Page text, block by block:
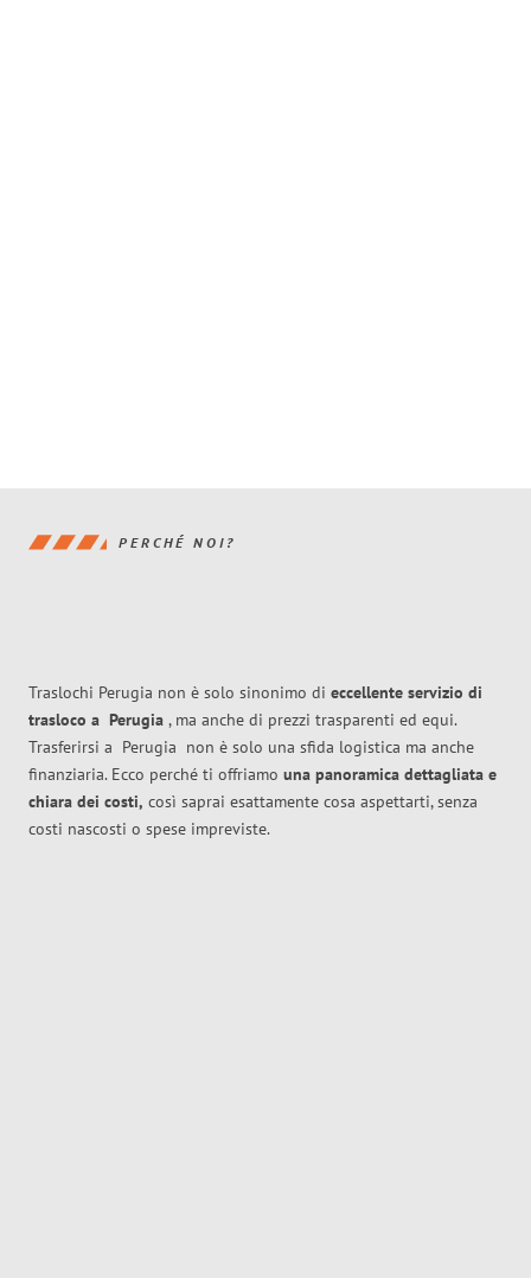
PERCHÉ NOI?
Traslochi Perugia non è solo sinonimo di eccellente servizio di
trasloco a Perugia , ma anche di prezzi trasparenti ed equi.
Trasferirsi a Perugia non è solo una sfida logistica ma anche
finanziaria. Ecco perché ti offriamo una panoramica dettagliata e
chiara dei costi, così saprai esattamente cosa aspettarti, senza
costi nascosti o spese impreviste.